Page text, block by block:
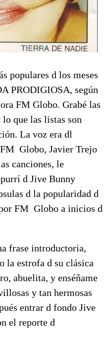
populares d los meses
PRODIGIOSA, según
FM Globo. Grabé las
que las listas son
La voz era dl
Globo, Javier Trejo
canciones, le
d Jive Bunny
d la popularidad d
FM Globo a inicios d
frase introductoria,
la estrofa d su clásica
abuelita, y enséñame
y tan hermosas
entrar d fondo Jive
el reporte d